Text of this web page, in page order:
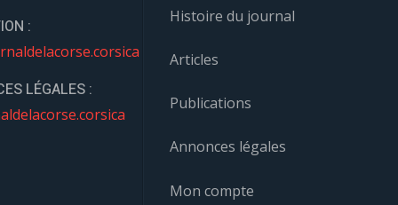
:
LÉGALES :
Histoire du journal
Articles
Publications
Annonces légales
Mon compte